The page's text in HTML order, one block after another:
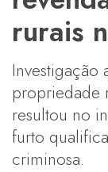
rurais
propriedade
resultou no
furto
criminosa.